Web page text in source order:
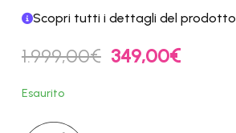
Scopri tutti i dettagli del prodotto
1.999,00€ Il
prezzo
349,00€Il
Esaurito